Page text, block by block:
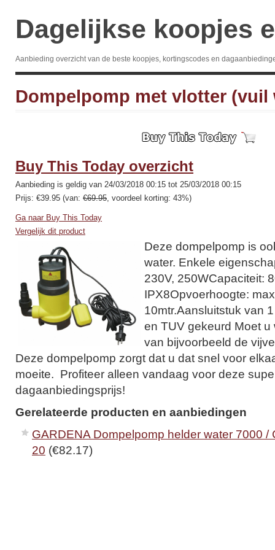
Dagelijkse koopjes
Aanbieding overzicht van de beste koopjes, kortingscodes en
Dompelpomp met vlotter (vuil
Buy This Today overzicht
Aanbieding is geldig van 24/03/2018 00:15 tot 25/03/2018 00:15
Prijs: €39.95 (van: €69.95, voordeel korting: 43%)
Ga naar Buy This Today
Vergelijk dit product
Deze dompelpomp is
water. Enkele
230V, 250WCapaciteit:
IPX8Opvoerhoogte:
10mtr.Aansluitstuk van
en TUV gekeurd Moet
van bijvoorbeeld de
Deze dompelpomp zorgt dat u dat snel voor
moeite. Profiteer alleen vandaag voor deze
dagaanbiedingsprijs!
Gerelateerde producten en aanbiedingen
GARDENA Dompelpomp helder water 7000 /
20 (€82.17)